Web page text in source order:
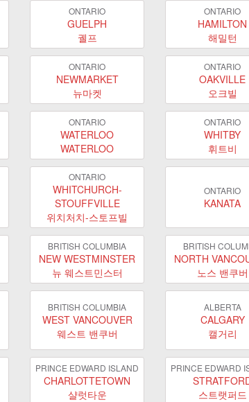
ONTARIO
GUELPH
궬프
ONTARIO
HAMILTON
해밀턴
ONTARIO
NEWMARKET
뉴마켓
ONTARIO
OAKVILLE
오크빌
ONTARIO
WATERLOO
WATERLOO
ONTARIO
WHITBY
휘트비
ONTARIO
WHITCHURCH-
STOUFFVILLE
위치처치-스토프빌
ONTARIO
KANATA
BRITISH COLUMBIA
NEW WESTMINSTER
뉴 웨스트민스터
BRITISH
NORTH
노스 밴쿠버
BRITISH COLUMBIA
WEST VANCOUVER
웨스트 밴쿠버
ALBERTA
CALGARY
캘거리
PRINCE EDWARD ISLAND
CHARLOTTETOWN
샬럿타운
PRINCE EDWARD
스트랫퍼드